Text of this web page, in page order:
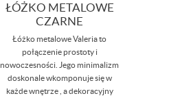
ŁÓŻKO METALOWE
CZARNE
Łóżko metalowe Valeria to
połączenie prostoty i
nowoczesności. Jego minimalizm
doskonale wkomponuje się w
każde wnętrze , a dekoracyjny